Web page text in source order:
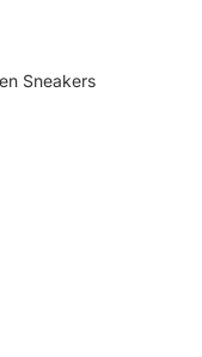
Sneakers